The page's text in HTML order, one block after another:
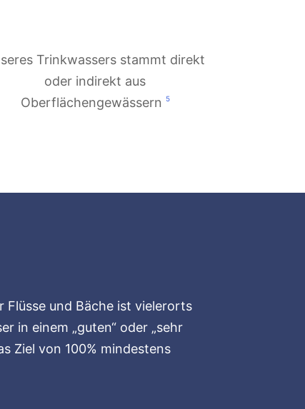
Trinkwassers stammt direkt
oder indirekt aus
Oberflächengewässern
5
Flüsse und Bäche ist vielerorts
in einem „guten“ oder „sehr
Ziel von 100% mindestens